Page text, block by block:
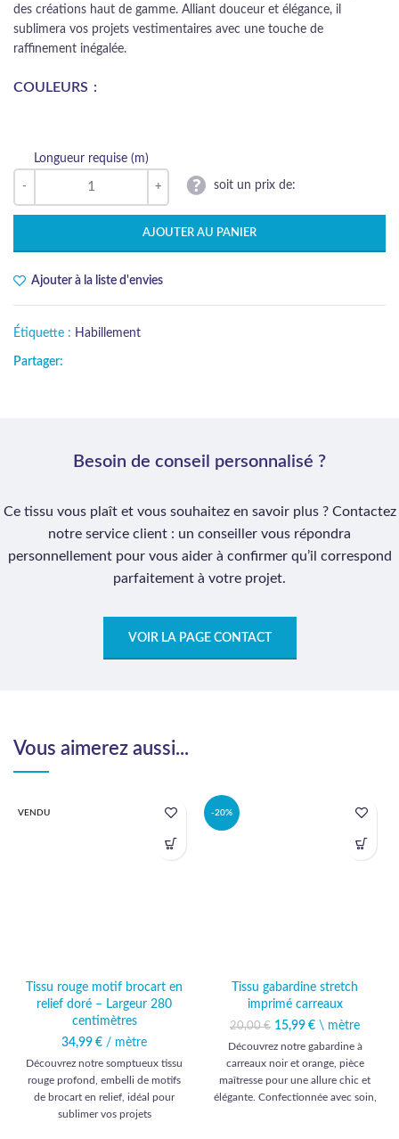
des créations haut de gamme. Alliant douceur et élégance, il
sublimera vos projets vestimentaires avec une touche de
raffinement inégalée.
COULEURS
Longueur requise (m)
soit un prix de:
AJOUTER AU PANIER
Ajouter à la liste d'envies
Étiquette : Habillement
Partager:
Besoin de conseil personnalisé ?
Ce tissu vous plaît et vous souhaitez en savoir plus ? Contactez
notre service client : un conseiller vous répondra
personnellement pour vous aider à confirmer qu’il correspond
parfaitement à votre projet.
VOIR LA PAGE CONTACT
Vous aimerez aussi...
VENDU
Tissu rouge motif brocart en
relief doré – Largeur 280
centimètres
34,99 € / mètre
Découvrez notre somptueux tissu
rouge profond, embelli de motifs
de brocart en relief, idéal pour
sublimer vos projets
-20%
Tissu gabardine stretch
imprimé carreaux
20,00€
Le prix initial était :
20,00 €.
15,99 €
Le prix
actuel est :
15,99 €.
\ mètre
Découvrez notre gabardine à
carreaux noir et orange, pièce
maîtresse pour une allure chic et
élégante. Confectionnée avec soin,